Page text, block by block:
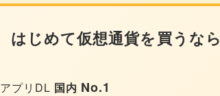
はじめて仮想通貨を買うなら
アプリDL 国内 No.1